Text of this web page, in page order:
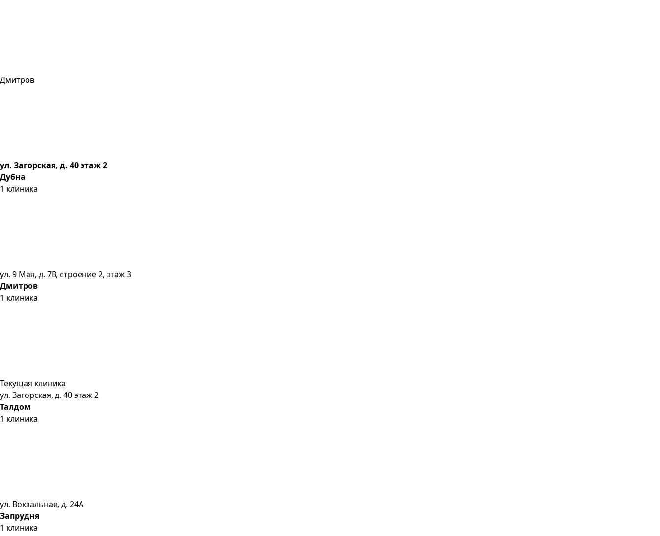
Дмитров
ул. Загорская, д. 40 этаж 2
Дубна
1 клиника
ул. 9 Мая, д. 7В, строение 2, этаж 3
Дмитров
1 клиника
Текущая клиника
ул. Загорская, д. 40 этаж 2
Талдом
1 клиника
ул. Вокзальная, д. 24А
Запрудня
1 клиника